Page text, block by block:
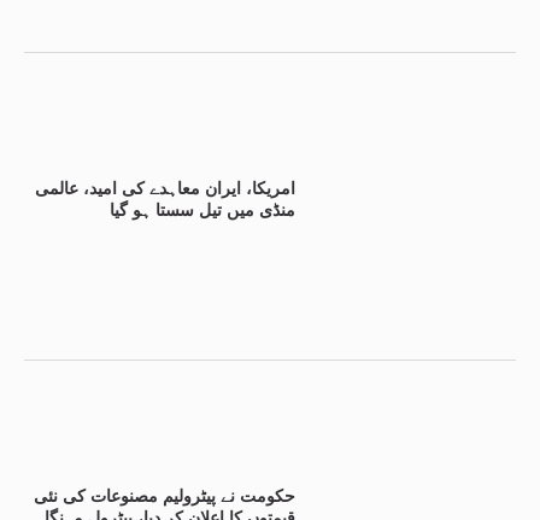
امریکا، ایران معاہدے کی امید، عالمی
منڈی میں تیل سستا ہو گیا
حکومت نے پیٹرولیم مصنوعات کی نئی